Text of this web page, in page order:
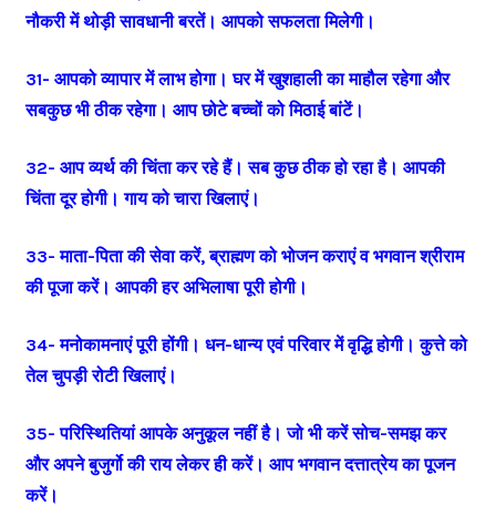
नौकरी में थोड़ी सावधानी बरतें। आपको सफलता मिलेगी।
31- आपको व्यापार में लाभ होगा। घर में खुशहाली का माहौल रहेगा और
सबकुछ भी ठीक रहेगा। आप छोटे बच्चों को मिठाई बांटें।
32- आप व्यर्थ की चिंता कर रहे हैं। सब कुछ ठीक हो रहा है। आपकी
चिंता दूर होगी। गाय को चारा खिलाएं।
33- माता-पिता की सेवा करें, ब्राह्मण को भोजन कराएं व भगवान श्रीराम
की पूजा करें। आपकी हर अभिलाषा पूरी होगी।
34- मनोकामनाएं पूरी होंगी। धन-धान्य एवं परिवार में वृद्धि होगी। कुत्ते को
तेल चुपड़ी रोटी खिलाएं।
35- परिस्थितियां आपके अनुकूल नहीं है। जो भी करें सोच-समझ कर
और अपने बुजुर्गो की राय लेकर ही करें। आप भगवान दत्तात्रेय का पूजन
करें।